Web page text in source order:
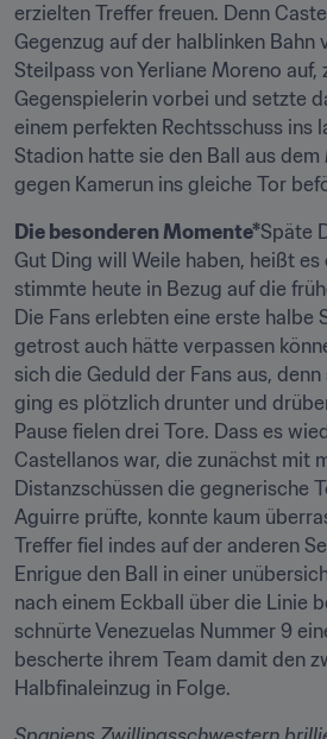
erzielten Treffer freuen. Denn
Gegenzug auf der halblinken Bahn
Steilpass von Yerliane Moreno auf,
Gegenspielerin vorbei und setzte
einem perfekten Rechtsschuss ins
Stadion hatte sie den Ball aus
gegen Kamerun ins gleiche Tor
Die besonderen Momente*Späte
Gut Ding will Weile haben, heißt es
stimmte heute in Bezug auf die
Die Fans erlebten eine erste halbe
getrost auch hätte verpassen
sich die Geduld der Fans aus,
ging es plötzlich drunter und
Pause fielen drei Tore. Dass es
Castellanos war, die zunächst mit
Distanzschüssen die gegnerische
Aguirre prüfte, konnte kaum
Treffer fiel indes auf der anderen
Enrigue den Ball in einer
nach einem Eckball über die Linie
schnürte Venezuelas Nummer 9
bescherte ihrem Team damit den
Halbfinaleinzug in Folge.